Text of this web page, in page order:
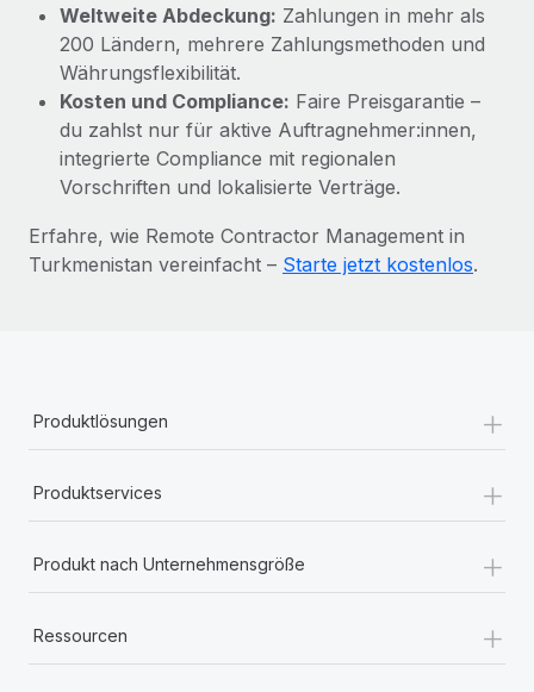
Weltweite Abdeckung: Zahlungen in mehr als
200 Ländern, mehrere Zahlungsmethoden und
Währungsflexibilität.
Kosten und Compliance: Faire Preisgarantie –
du zahlst nur für aktive Auftragnehmer:innen,
integrierte Compliance mit regionalen
Vorschriften und lokalisierte Verträge.
Erfahre, wie Remote Contractor Management in
Turkmenistan vereinfacht – Starte jetzt kostenlos.
Produktlösungen +
Produktservices +
Produkt nach Unternehmensgröße +
Ressourcen +